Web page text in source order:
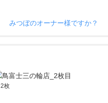
みつぼのオーナー様ですか？
2枚